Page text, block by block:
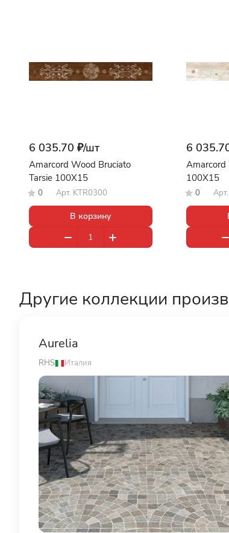
6 035.70 ₽/шт
Amarcord Wood Bruciato
Tarsie 100X15
0 Арт. KTR0300
В корзину
6
Amarcord
100X15
0 Арт.
Другие коллекции
Aurelia
RHS Италия